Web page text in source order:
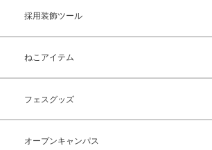
採用装飾ツール
ねこアイテム
フェスグッズ
オープンキャンパス